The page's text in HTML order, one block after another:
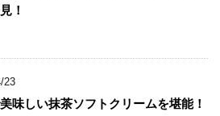
！
23
味しい抹茶ソフトクリームを堪能！